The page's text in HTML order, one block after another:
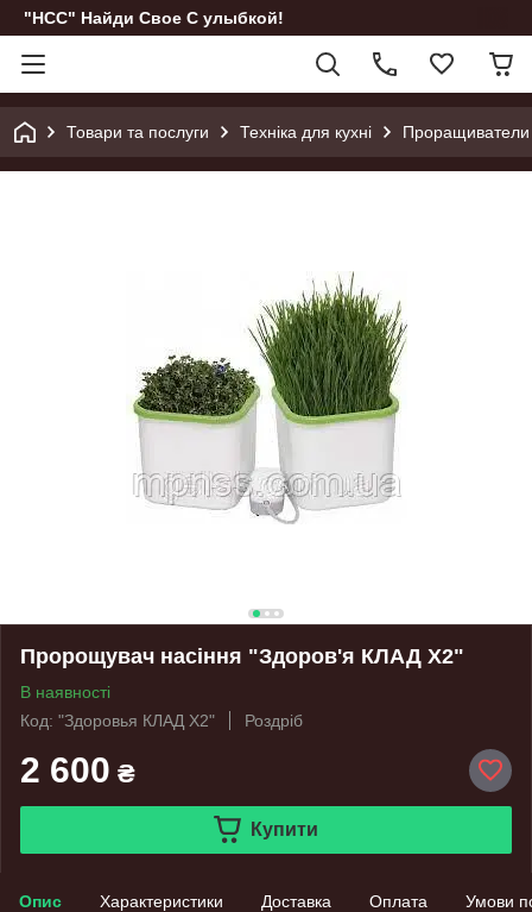
"НСС" Найди Свое С улыбкой!
Товари та послуги Техніка для кухні Проращиватели
Пророщувач насіння "Здоров'я КЛАД Х2"
В наявності
Код: "Здоровья КЛАД Х2"
Роздріб
2 600 ₴
Купити
Опис Характеристики Доставка Оплата Умови